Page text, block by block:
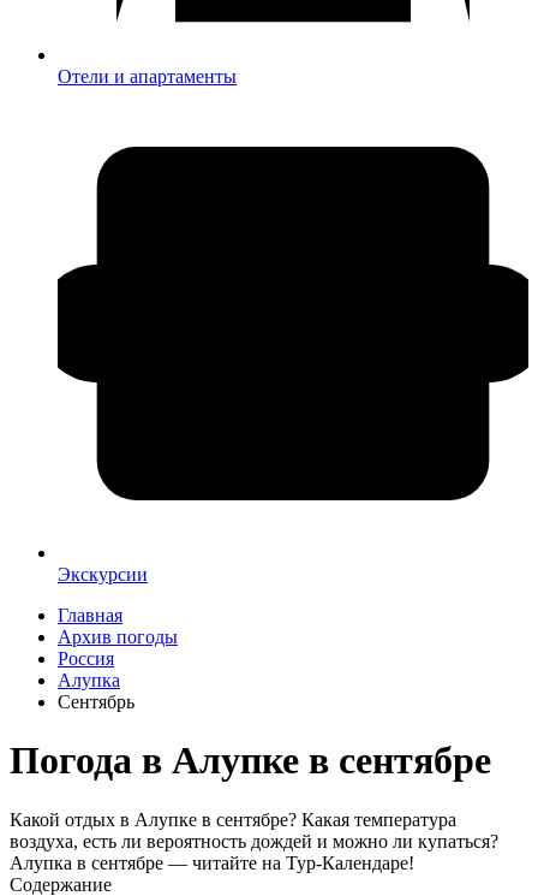
Отели и апартаменты
Экскурсии
Главная
Архив погоды
Россия
Алупка
Сентябрь
Погода в Алупке в сентябре
Какой отдых в Алупке в сентябре? Какая температура
воздуха, есть ли вероятность дождей и можно ли купаться?
Алупка в сентябре — читайте на Тур-Календаре!
Содержание